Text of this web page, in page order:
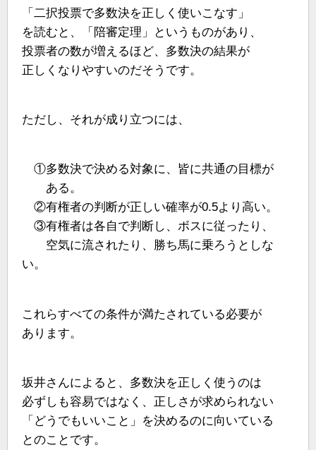
「二択投票で多数決を正しく使いこなす」
を読むと、「陪審定理」というものがあり、
投票者の数が増えるほど、多数決の結果が
正しくなりやすいのだそうです。
ただし、それが成り立つには、
①多数決で決める対象に、皆に共通の目標が
ある。
②有権者の判断が正しい確率が0.5より高い。
③有権者は各自で判断し、ボスに従ったり、
空気に流されたり、勝ち馬に乗ろうとしな
い。
これらすべての条件が満たされている必要が
あります。
坂井さんによると、多数決を正しく使うのは
必ずしも容易ではなく、正しさが求められない
「どうでもいいこと」を決めるのに向いている
とのことです。